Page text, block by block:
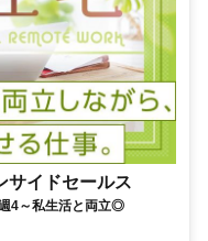
イドセールス
4～私生活と両立◎